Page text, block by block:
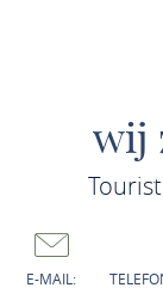
wij
E-MAIL: